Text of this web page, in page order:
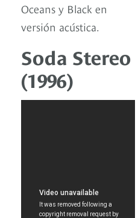
Oceans y Black en
versión acústica.
Soda Stereo
(1996)